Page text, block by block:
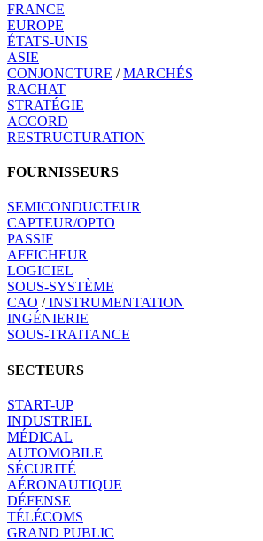
FRANCE
EUROPE
ÉTATS-UNIS
ASIE
CONJONCTURE /MARCHÉS
RACHAT
STRATÉGIE
ACCORD
RESTRUCTURATION
FOURNISSEURS
SEMICONDUCTEUR
CAPTEUR/OPTO
PASSIF
AFFICHEUR
LOGICIEL
SOUS-SYSTÈME
CAO /INSTRUMENTATION
INGÉNIERIE
SOUS-TRAITANCE
SECTEURS
START-UP
INDUSTRIEL
MÉDICAL
AUTOMOBILE
SÉCURITÉ
AÉRONAUTIQUE
DÉFENSE
TÉLÉCOMS
GRAND PUBLIC